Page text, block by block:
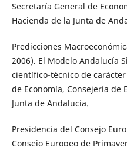
Secretaría General de
Hacienda de la Junta de
Predicciones
2006). El Modelo Andalucía
científico-técnico de
de Economía, Consejería de
Junta de Andalucía.
Presidencia del Consejo
Consejo Europeo de